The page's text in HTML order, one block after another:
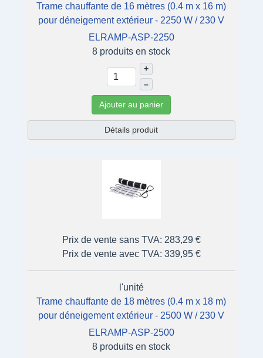
Trame chauffante de 16 mètres (0.4 m x 16 m)
pour déneigement extérieur - 2250 W / 230 V
ELRAMP-ASP-2250
8 produits en stock
+
–
Ajouter au panier
Détails produit
Prix de vente sans TVA: 283,29 €
Prix de vente avec TVA: 339,95 €
l'unité
Trame chauffante de 18 mètres (0.4 m x 18 m)
pour déneigement extérieur - 2500 W / 230 V
ELRAMP-ASP-2500
8 produits en stock